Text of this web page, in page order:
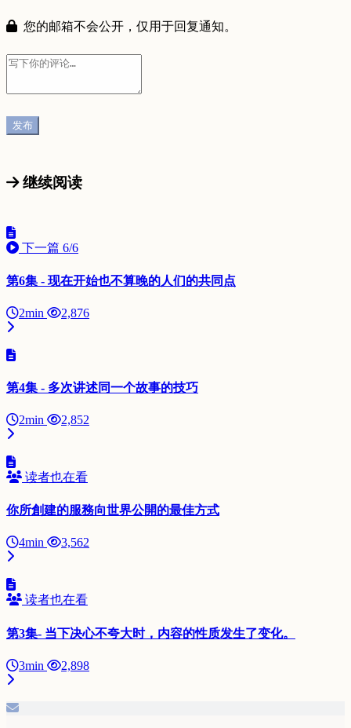
您的邮箱不会公开，仅用于回复通知。
继续阅读
下一篇 6/6
第6集 - 现在开始也不算晚的人们的共同点
2min 2,876
第4集 - 多次讲述同一个故事的技巧
2min 2,852
读者也在看
你所創建的服務向世界公開的最佳方式
4min 3,562
读者也在看
第3集- 当下决心不夸大时，内容的性质发生了变化。
3min 2,898